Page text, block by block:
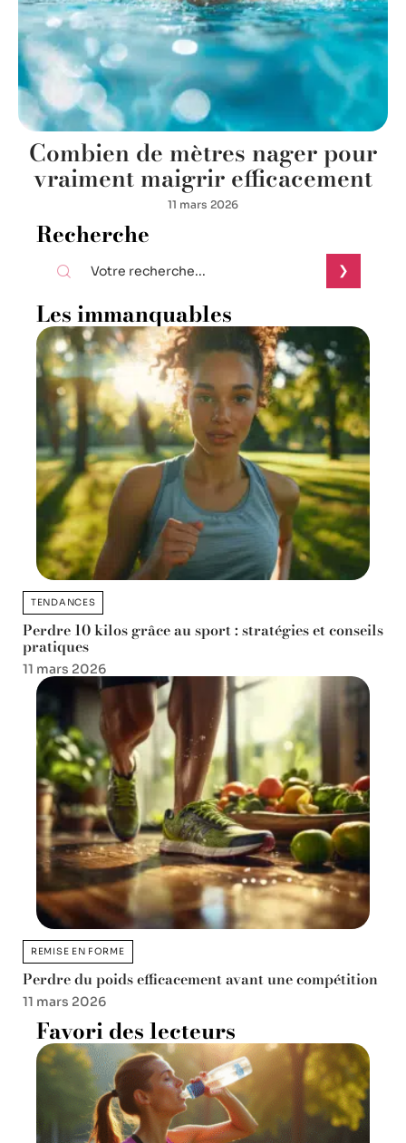
Combien de mètres nager pour
vraiment maigrir efficacement
11 mars 2026
Recherche
Les immanquables
TENDANCES
Perdre 10 kilos grâce au sport : stratégies et conseils
pratiques
11 mars 2026
REMISE EN FORME
Perdre du poids efficacement avant une compétition
11 mars 2026
Favori des lecteurs